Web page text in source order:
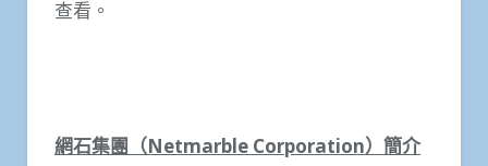
查看。
網石集團（Netmarble Corporation）簡介